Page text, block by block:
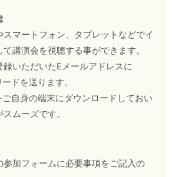
スマートフォン、タブレットなどでイ
講演会を視聴する事ができます。
いただいたEメールアドレスに
ドを送ります。
自身の端末にダウンロードしておい
ムーズです。
参加フォームに必要事項をご記入の